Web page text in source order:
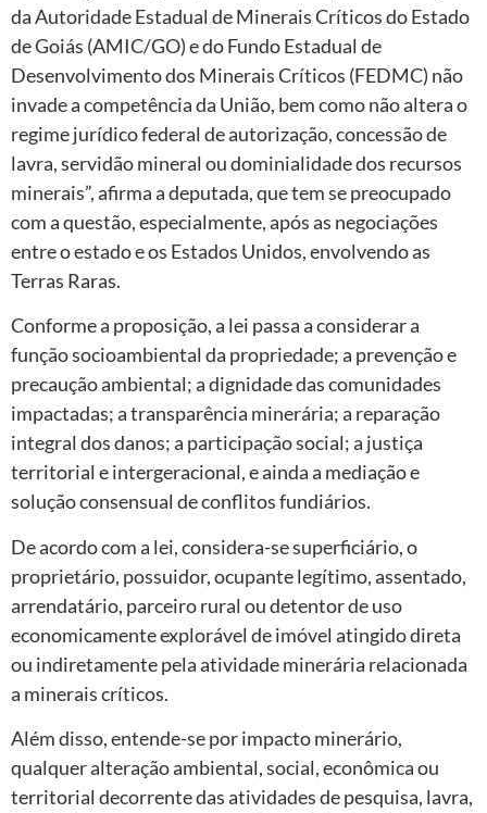
da Autoridade Estadual de Minerais Críticos do Estado
de Goiás (AMIC/GO) e do Fundo Estadual de
Desenvolvimento dos Minerais Críticos (FEDMC) não
invade a competência da União, bem como não altera o
regime jurídico federal de autorização, concessão de
lavra, servidão mineral ou dominialidade dos recursos
minerais”, afirma a deputada, que tem se preocupado
com a questão, especialmente, após as negociações
entre o estado e os Estados Unidos, envolvendo as
Terras Raras.
Conforme a proposição, a lei passa a considerar a
função socioambiental da propriedade; a prevenção e
precaução ambiental; a dignidade das comunidades
impactadas; a transparência minerária; a reparação
integral dos danos; a participação social; a justiça
territorial e intergeracional, e ainda a mediação e
solução consensual de conflitos fundiários.
De acordo com a lei, considera-se superficiário, o
proprietário, possuidor, ocupante legítimo, assentado,
arrendatário, parceiro rural ou detentor de uso
economicamente explorável de imóvel atingido direta
ou indiretamente pela atividade minerária relacionada
a minerais críticos.
Além disso, entende-se por impacto minerário,
qualquer alteração ambiental, social, econômica ou
territorial decorrente das atividades de pesquisa, lavra,